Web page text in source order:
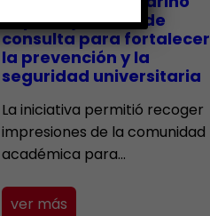
impulsó jornada de
consulta para fortalecer
la prevención y la
seguridad universitaria
La iniciativa permitió recoger
impresiones de la comunidad
académica para…
ver más